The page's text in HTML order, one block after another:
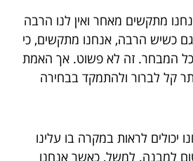
מתקשים מאחר ואין לנו הרבה
כשיש הרבה, אנחנו מתקשים, כי
כל המבחר. זה לא פשוט. אך האמת
קל לברור ולהתמקד בבחירה
יכולים לראות במקרה בו עלינו
למבנה. למשל, כאשר אנחנו